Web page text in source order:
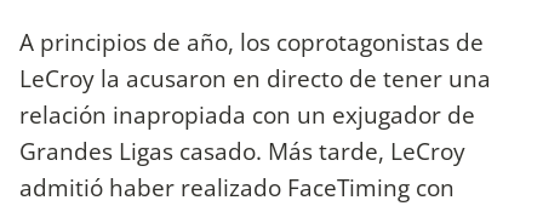
A principios de año, los coprotagonistas de
LeCroy la acusaron en directo de tener una
relación inapropiada con un exjugador de
Grandes Ligas casado. Más tarde, LeCroy
admitió haber realizado FaceTiming con